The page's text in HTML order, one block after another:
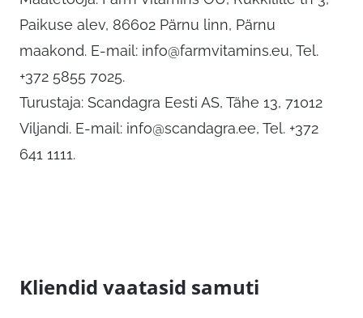
Paikuse alev, 86602 Pärnu linn, Pärnu
maakond. E-mail: info@farmvitamins.eu, Tel.
+372 5855 7025.
Turustaja: Scandagra Eesti AS, Tähe 13, 71012
Viljandi. E-mail: info@scandagra.ee, Tel. +372
641 1111.
Kliendid vaatasid samuti